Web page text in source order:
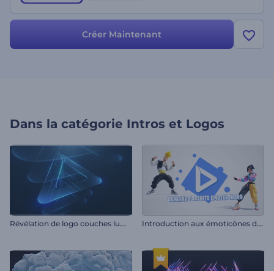
Créer Maintenant
Dans la catégorie Intros et Logos
R
évélation de logo couches lumineuses I
ntroduction aux émoticônes dansantes de Fortnite